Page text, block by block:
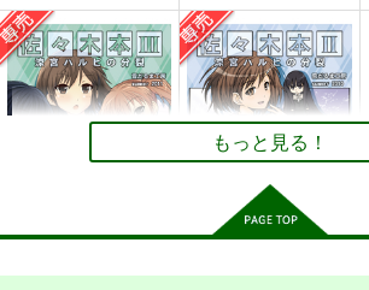
ほむほむ ザ・ワール
ド
雪だるま工房
550円（税込）
サンプル
にゃがとよんこま総集
編まとめ
M&M
1,100円（税込）
長門有希
サンプル
作品詳細
佐々木本３
佐々木本２
もっと見る！